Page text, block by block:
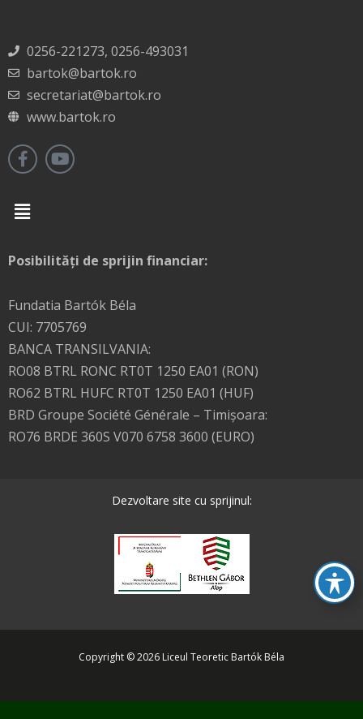
0256-221273, 0256-493031
bartok@bartok.ro
secretariat@bartok.ro
www.bartok.ro
Menu
Posibilități de sprijin financiar:
Fundatia Bartók Béla
CUI: 7705769
BANCA TRANSILVANIA:
RO08 BTRL RONC RT0T 1250 EA01 (RON)
RO62 BTRL HUFC RT0T 1250 EA01 (HUF)
BRD Groupe Société Générale – Timişoara:
RO76 BRDE 360S V070 6758 3600 (EURO)
Dezvoltare site cu sprijinul:
Copyright © 2026 Liceul Teoretic Bartók Béla